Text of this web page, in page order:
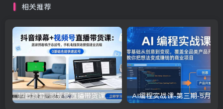
相关推荐
抖音绿幕+视频号直播带货课：居家照着稿子念起号，手机电脑双场景搭建全流程